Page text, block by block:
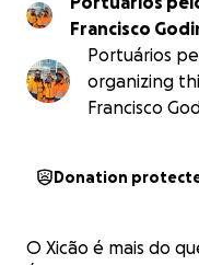
Francisco
Portuários
organizing
Francisco
Donation
O Xicão é mais do